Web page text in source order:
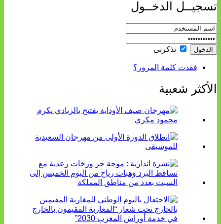
تسجيــل الدخــول
تذكرنى
فقدت كلمة المرور؟
الأكثر شعبية